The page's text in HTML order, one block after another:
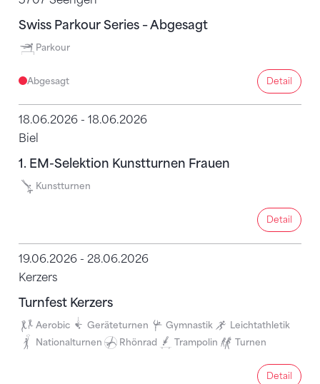
Swiss Parkour Series – Abgesagt
Parkour
Abgesagt Detail Detail
18.06.2026 - 18.06.2026
Biel
1. EM-Selektion Kunstturnen Frauen
Kunstturnen
Detail Detail
19.06.2026 - 28.06.2026
Kerzers
Turnfest Kerzers
Aerobic Geräteturnen Gymnastik
Leichtathletik
Nationalturnen
Rhönrad Trampolin Turnen
Detail Detail